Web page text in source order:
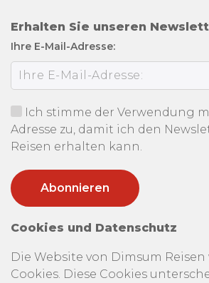
Erhalten Sie unseren
Ihre E-Mail-Adresse:
Ich stimme der Verwendung
Adresse zu, damit ich den
Reisen erhalten kann.
Cookies und Datenschutz
Die Website von Dimsum
Cookies. Diese Cookies